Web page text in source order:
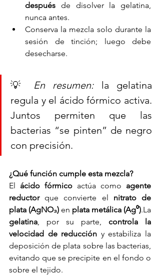
después de disolver la gelatina,
nunca antes.
Conserva la mezcla solo durante la
sesión de tinción; luego debe
desecharse.
💡 En resumen: la gelatina
regula y el ácido fórmico activa.
Juntos permiten que las
bacterias “se pinten” de negro
con precisión.
¿Qué función cumple esta mezcla?
El ácido fórmico actúa como agente
reductor que convierte el nitrato de
plata (AgNO₃) en plata metálica (Ag⁰)
gelatina, por su parte, controla la
velocidad de reducción y estabiliza la
deposición de plata sobre las bacterias,
evitando que se precipite en el fondo o
sobre el tejido.